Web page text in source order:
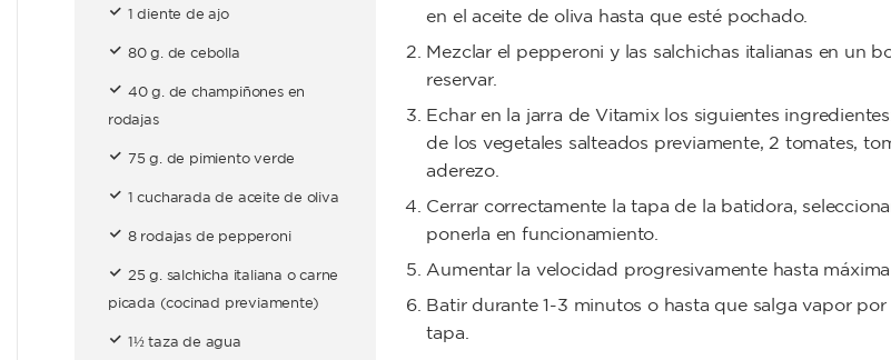
1 diente de ajo
80 g. de cebolla
40 g. de champiñones en
rodajas
75 g. de pimiento verde
1 cucharada de aceite de oliva
8 rodajas de pepperoni
25 g. salchicha italiana o carne
picada (cocinad previamente)
1½ taza de agua
en el aceite de oliva hasta que esté pochado.
Mezclar el pepperoni y las salchichas italianas en un
reservar.
Echar en la jarra de Vitamix los siguientes
de los vegetales salteados previamente, 2 tomates,
aderezo.
Cerrar correctamente la tapa de la batidora,
ponerla en funcionamiento.
Aumentar la velocidad progresivamente hasta
Batir durante 1-3 minutos o hasta que salga vapor
tapa.